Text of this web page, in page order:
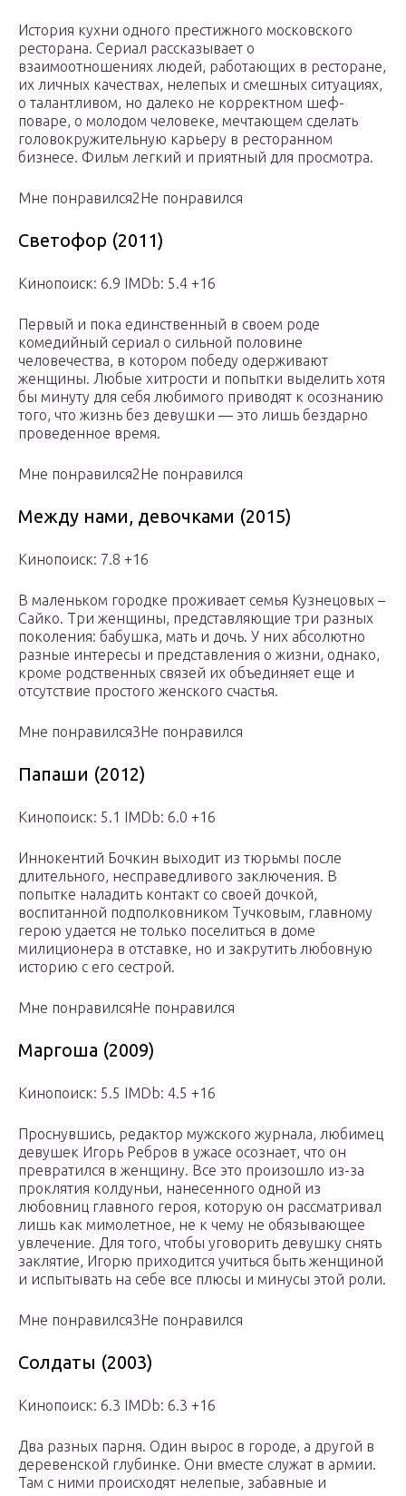
История кухни одного престижного московского
ресторана. Сериал рассказывает о
взаимоотношениях людей, работающих в ресторане,
их личных качествах, нелепых и смешных ситуациях,
о талантливом, но далеко не корректном шеф-
поваре, о молодом человеке, мечтающем сделать
головокружительную карьеру в ресторанном
бизнесе. Фильм легкий и приятный для просмотра.
Мне понравился2Не понравился
Светофор (2011)
Кинопоиск: 6.9 IMDb: 5.4 +16
Первый и пока единственный в своем роде
комедийный сериал о сильной половине
человечества, в котором победу одерживают
женщины. Любые хитрости и попытки выделить хотя
бы минуту для себя любимого приводят к осознанию
того, что жизнь без девушки — это лишь бездарно
проведенное время.
Мне понравился2Не понравился
Между нами, девочками (2015)
Кинопоиск: 7.8 +16
В маленьком городке проживает семья Кузнецовых –
Сайко. Три женщины, представляющие три разных
поколения: бабушка, мать и дочь. У них абсолютно
разные интересы и представления о жизни, однако,
кроме родственных связей их объединяет еще и
отсутствие простого женского счастья.
Мне понравился3Не понравился
Папаши (2012)
Кинопоиск: 5.1 IMDb: 6.0 +16
Иннокентий Бочкин выходит из тюрьмы после
длительного, несправедливого заключения. В
попытке наладить контакт со своей дочкой,
воспитанной подполковником Тучковым, главному
герою удается не только поселиться в доме
милиционера в отставке, но и закрутить любовную
историю с его сестрой.
Мне понравилсяНе понравился
Маргоша (2009)
Кинопоиск: 5.5 IMDb: 4.5 +16
Проснувшись, редактор мужского журнала, любимец
девушек Игорь Ребров в ужасе осознает, что он
превратился в женщину. Все это произошло из-за
проклятия колдуньи, нанесенного одной из
любовниц главного героя, которую он рассматривал
лишь как мимолетное, не к чему не обязывающее
увлечение. Для того, чтобы уговорить девушку снять
заклятие, Игорю приходится учиться быть женщиной
и испытывать на себе все плюсы и минусы этой роли.
Мне понравился3Не понравился
Солдаты (2003)
Кинопоиск: 6.3 IMDb: 6.3 +16
Два разных парня. Один вырос в городе, а другой в
деревенской глубинке. Они вместе служат в армии.
Там с ними происходят нелепые, забавные и